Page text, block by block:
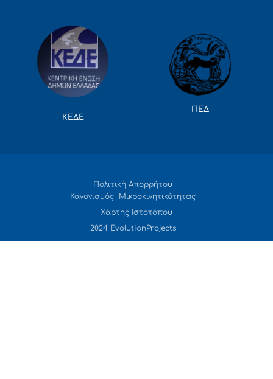
ΚΕΔΕ
ΠΕΔ
Πολιτική Απορρήτου
Κανονισμός Μικροκινητικότητας
Χάρτης Ιστοτόπου
2024 EvolutionProjects